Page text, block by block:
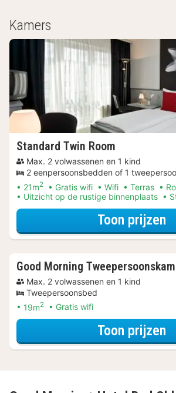
Kamers
Standard Twin Room
Max. 2 volwassenen en 1 kind
2 eenpersoonsbedden of 1
21m2 Gratis wifi Wifi Terras
Uitzicht op de rustige binnenplaats
Toon prijzen
Good Morning
Max. 2 volwassenen en 1 kind
Tweepersoonsbed
19m2 Gratis wifi
Toon prijzen